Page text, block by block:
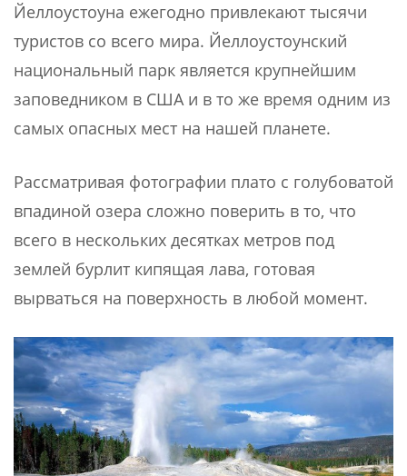
Йеллоустоуна ежегодно привлекают тысячи
туристов со всего мира. Йеллоустоунский
национальный парк является крупнейшим
заповедником в США и в то же время одним из
самых опасных мест на нашей планете.
Рассматривая фотографии плато с голубоватой
впадиной озера сложно поверить в то, что
всего в нескольких десятках метров под
землей бурлит кипящая лава, готовая
вырваться на поверхность в любой момент.